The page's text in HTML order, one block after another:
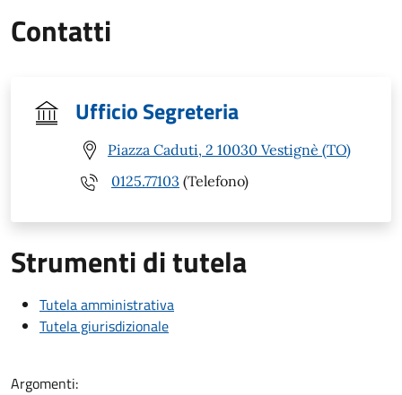
Contatti
Ufficio Segreteria
Piazza Caduti, 2 10030 Vestignè (TO)
0125.77103 (Telefono)
Strumenti di tutela
Tutela amministrativa
Tutela giurisdizionale
Argomenti: